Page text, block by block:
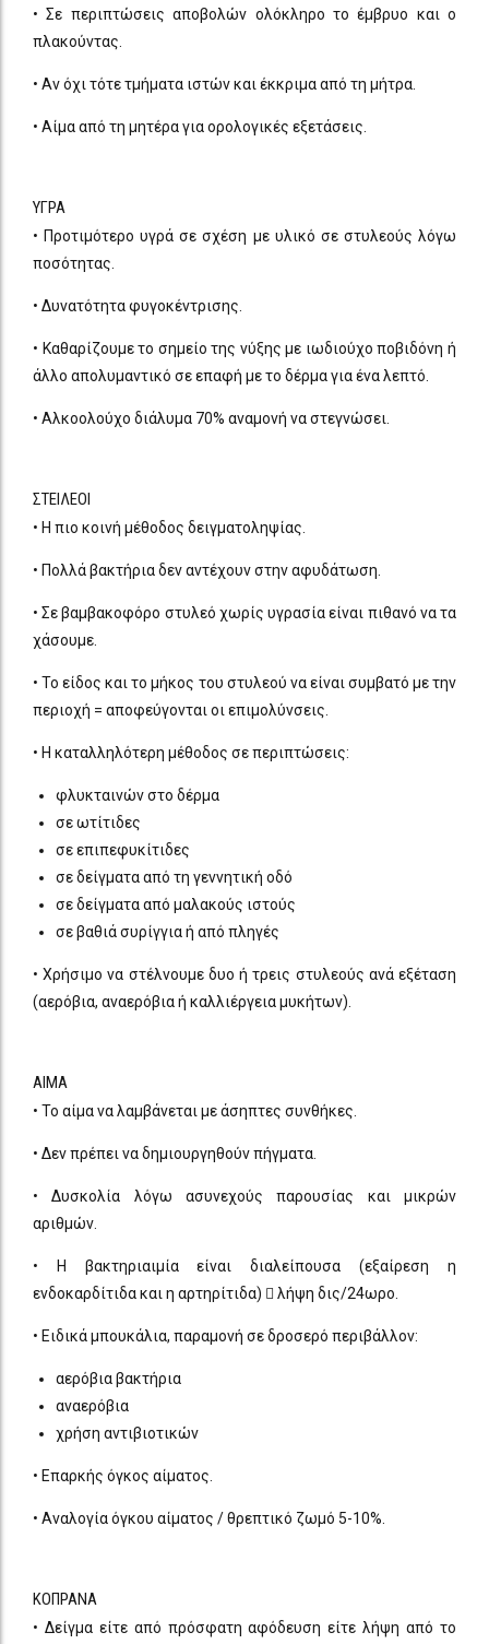
• Σε περιπτώσεις αποβολών ολόκληρο το έμβρυο και ο
πλακούντας.
• Αν όχι τότε τμήματα ιστών και έκκριμα από τη μήτρα.
• Αίμα από τη μητέρα για ορολογικές εξετάσεις.
ΥΓΡΑ
• Προτιμότερο υγρά σε σχέση με υλικό σε στυλεούς λόγω
ποσότητας.
• Δυνατότητα φυγοκέντρισης.
• Καθαρίζουμε το σημείο της νύξης με ιωδιούχο ποβιδόνη ή
άλλο απολυμαντικό σε επαφή με το δέρμα για ένα λεπτό.
• Αλκοολούχο διάλυμα 70% αναμονή να στεγνώσει.
ΣΤΕΙΛΕΟΙ
• Η πιο κοινή μέθοδος δειγματοληψίας.
• Πολλά βακτήρια δεν αντέχουν στην αφυδάτωση.
• Σε βαμβακοφόρο στυλεό χωρίς υγρασία είναι πιθανό να τα
χάσουμε.
• Το είδος και το μήκος του στυλεού να είναι συμβατό με την
περιοχή = αποφεύγονται οι επιμολύνσεις.
• Η καταλληλότερη μέθοδος σε περιπτώσεις:
φλυκταινών στο δέρμα
σε ωτίτιδες
σε επιπεφυκίτιδες
σε δείγματα από τη γεννητική οδό
σε δείγματα από μαλακούς ιστούς
σε βαθιά συρίγγια ή από πληγές
• Χρήσιμο να στέλνουμε δυο ή τρεις στυλεούς ανά εξέταση
(αερόβια, αναερόβια ή καλλιέργεια μυκήτων).
ΑΙΜΑ
• Το αίμα να λαμβάνεται με άσηπτες συνθήκες.
• Δεν πρέπει να δημιουργηθούν πήγματα.
• Δυσκολία λόγω ασυνεχούς παρουσίας και μικρών
αριθμών.
• Η βακτηριαιμία είναι διαλείπουσα (εξαίρεση η
ενδοκαρδίτιδα και η αρτηρίτιδα)  λήψη δις/24ωρο.
• Ειδικά μπουκάλια, παραμονή σε δροσερό περιβάλλον:
αερόβια βακτήρια
αναερόβια
χρήση αντιβιοτικών
• Επαρκής όγκος αίματος.
• Αναλογία όγκου αίματος / θρεπτικό ζωμό 5-10%.
ΚΟΠΡΑΝΑ
• Δείγμα είτε από πρόσφατη αφόδευση είτε λήψη από το